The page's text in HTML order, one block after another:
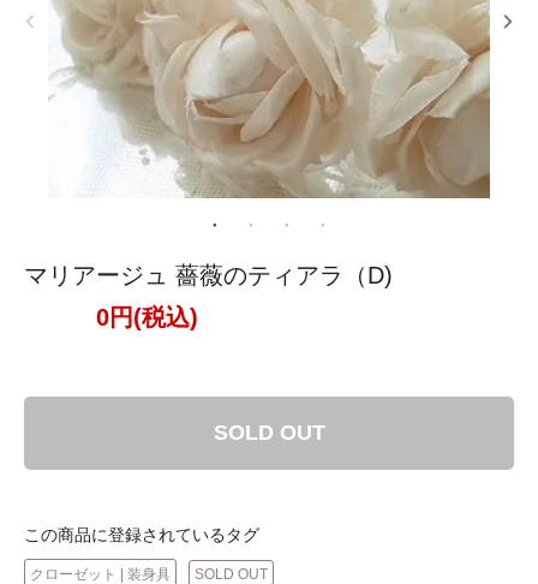
マリアージュ 薔薇のティアラ（D)
0円(税込)
SOLD OUT
この商品に登録されているタグ
クローゼット | 装身具 SOLD OUT